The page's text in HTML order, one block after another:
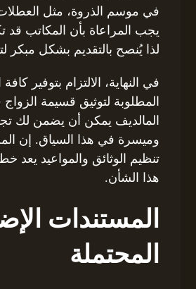
في موسم الذروة، مثل العطلات
يجب المراعاة بأن المكاتب قد
لذا يُنصح بالتقديم بشكل مبكر
في النهاية، الالتزام بتوفير كافة
المطلوبة لتوثيق قسيمة
المالديف يمكن أن يضمن لك
وميسرة في هذا السياق. إن
تنظيم الوثائق والمواعيد يعد
هذا الشأن.
المستندات
المحتملة